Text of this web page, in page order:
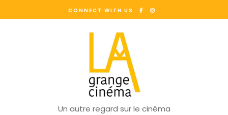
CONNECT WITH US
Un autre regard sur le cinéma